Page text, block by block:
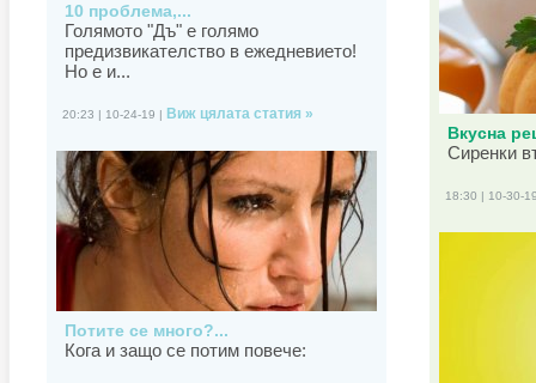
10 проблема,...
Голямото "Дъ" е голямо
предизвикателство в ежедневието!
Но е и...
20:23 | 10-24-19 | Виж цялата статия »
Потите се много?...
Кога и защо се потим повече:
Вкусна
Сиренки
18:30 | 10-30-